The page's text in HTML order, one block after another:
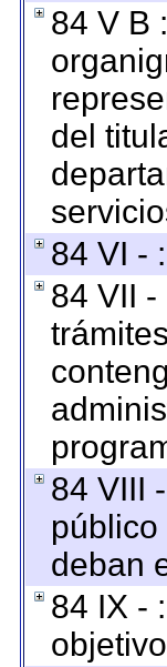
84 V B
del
84 VI -
84 VII
84 VIII
deban
84 IX -